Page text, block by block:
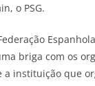
o PSG.
briga com os
a instituição que